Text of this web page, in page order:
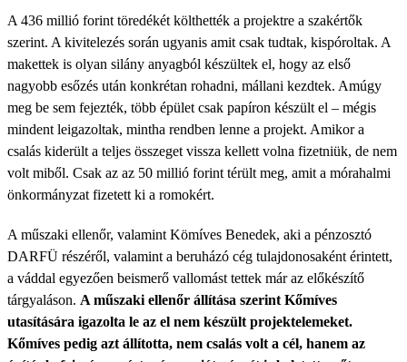
A 436 millió forint töredékét költhették a projektre a szakértők
szerint. A kivitelezés során ugyanis amit csak tudtak, kispóroltak. A
makettek is olyan silány anyagból készültek el, hogy az első
nagyobb esőzés után konkrétan rohadni, mállani kezdtek. Amúgy
meg be sem fejezték, több épület csak papíron készült el – mégis
mindent leigazoltak, mintha rendben lenne a projekt. Amikor a
csalás kiderült a teljes összeget vissza kellett volna fizetniük, de nem
volt miből. Csak az az 50 millió forint térült meg, amit a mórahalmi
önkormányzat fizetett ki a romokért.
A műszaki ellenőr, valamint Kömíves Benedek, aki a pénzosztó
DARFÜ részéről, valamint a beruházó cég tulajdonosaként érintett,
a váddal egyezően beismerő vallomást tettek már az előkészítő
tárgyaláson. A műszaki ellenőr állítása szerint Kőmíves
utasítására igazolta le az el nem készült projektelemeket.
Kőmíves pedig azt állította, nem csalás volt a cél, hanem az